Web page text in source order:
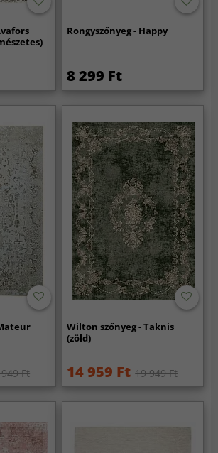
Rongyszőnyeg - Happy
8 299 Ft
Ft
Wilton szőnyeg - Taknis
(zöld)
14 959 Ft 19 949 Ft